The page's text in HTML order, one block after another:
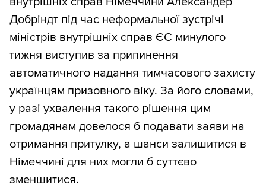
Добріндт під час неформальної зустрічі
міністрів внутрішніх справ ЄС минулого
тижня виступив за припинення
автоматичного надання тимчасового захисту
українцям призовного віку. За його словами,
у разі ухвалення такого рішення цим
громадянам довелося б подавати заяви на
отримання притулку, а шанси залишитися в
Німеччині для них могли б суттєво
зменшитися.